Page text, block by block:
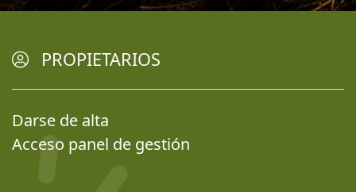
PROPIETARIOS
Darse de alta
Acceso panel de gestión